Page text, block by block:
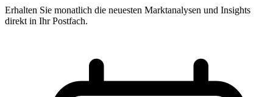
Erhalten Sie monatlich die neuesten Marktanalysen und Insights
direkt in Ihr Postfach.